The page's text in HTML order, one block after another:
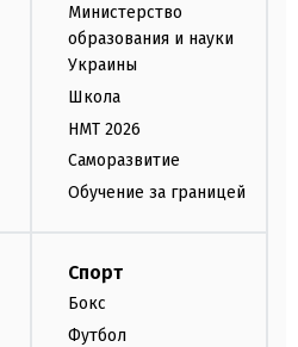
Министерство
образования и науки
Украины
Школа
НМТ 2026
Саморазвитие
Обучение за границей
Спорт
Бокс
Футбол